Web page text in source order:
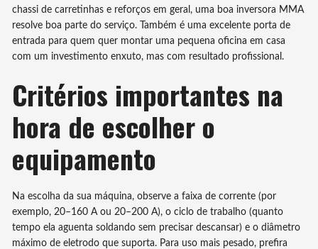
chassi de carretinhas e reforços em geral, uma boa inversora MMA
resolve boa parte do serviço. Também é uma excelente porta de
entrada para quem quer montar uma pequena oficina em casa
com um investimento enxuto, mas com resultado profissional.
Critérios importantes na
hora de escolher o
equipamento
Na escolha da sua máquina, observe a faixa de corrente (por
exemplo, 20–160 A ou 20–200 A), o ciclo de trabalho (quanto
tempo ela aguenta soldando sem precisar descansar) e o diâmetro
máximo de eletrodo que suporta. Para uso mais pesado, prefira